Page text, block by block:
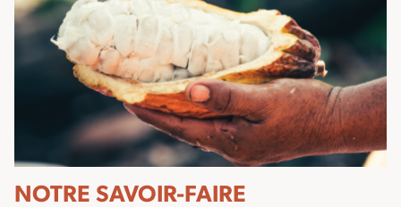
NOTRE SAVOIR-FAIRE